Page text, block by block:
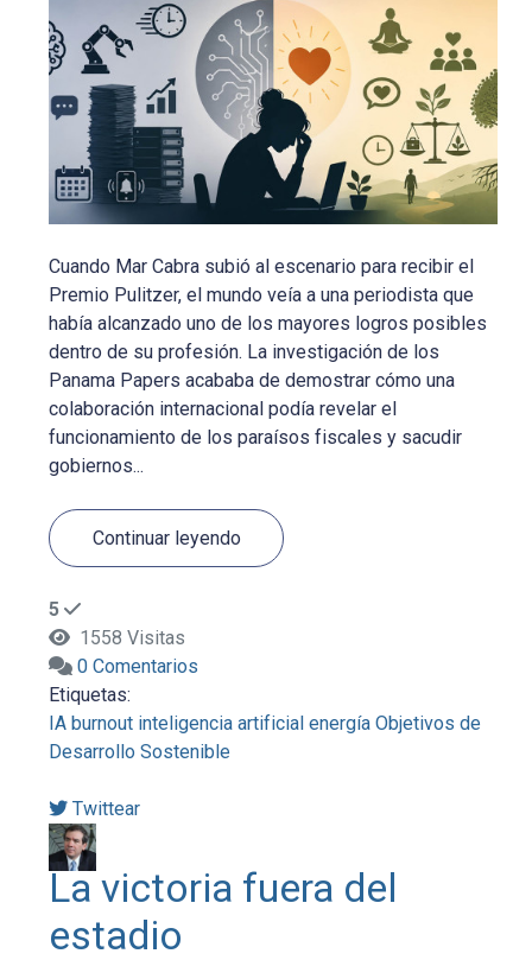
Cuando Mar Cabra subió al escenario para recibir el
Premio Pulitzer, el mundo veía a una periodista que
había alcanzado uno de los mayores logros posibles
dentro de su profesión. La investigación de los
Panama Papers acababa de demostrar cómo una
colaboración internacional podía revelar el
funcionamiento de los paraísos fiscales y sacudir
gobiernos...
Continuar leyendo
5
1558 Visitas
0 Comentarios
Etiquetas:
IA burnout inteligencia artificial energía Objetivos de
Desarrollo Sostenible
Twittear
La victoria fuera del
estadio